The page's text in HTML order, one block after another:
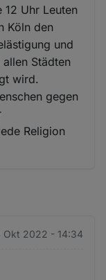
12 Uhr Leuten
Köln den
und
Städten
wird.
gegen
Religion
Okt 2022 - 14:34